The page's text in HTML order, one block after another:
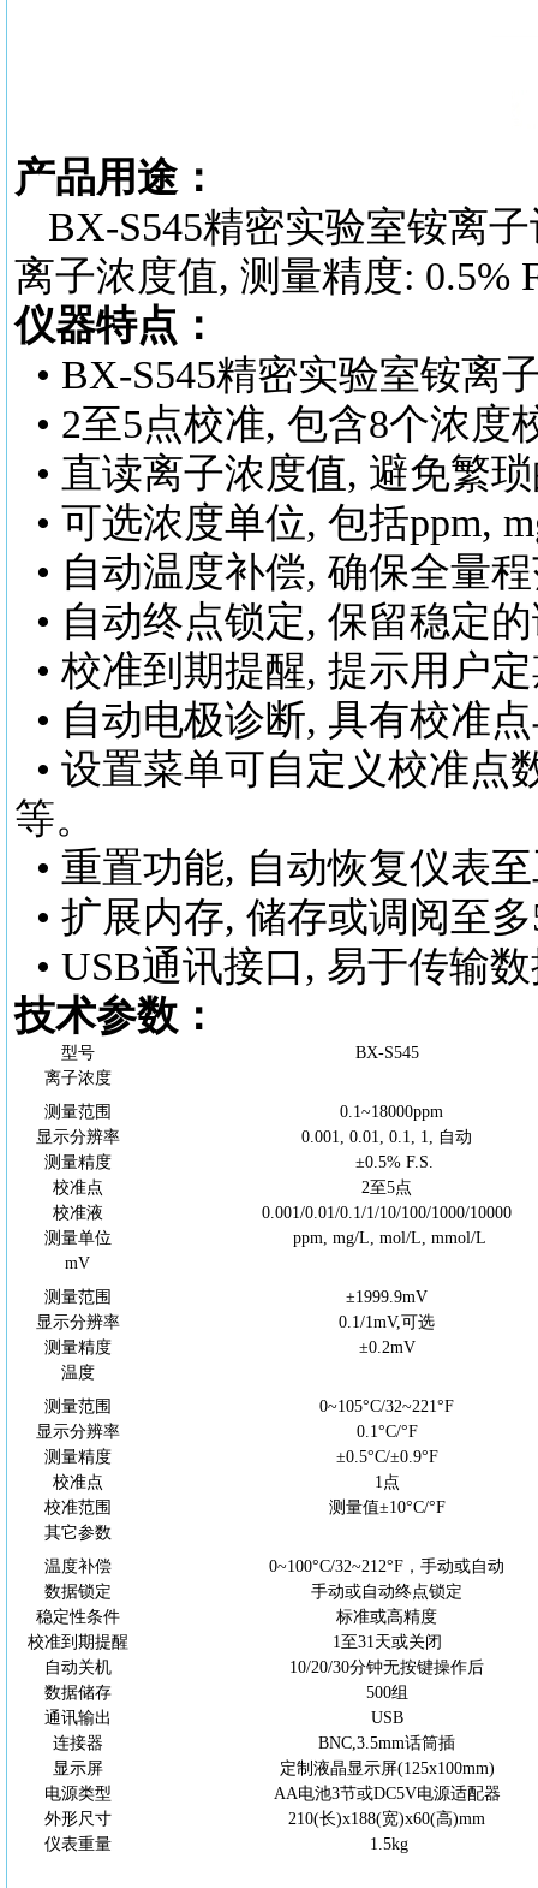
产品用途：
BX-S545精密实验室铵离
离子浓度值, 测量精度: 0.5%
仪器特点：
• BX-S545精密实验室铵离
• 2至5点校准, 包含8个浓度
• 直读离子浓度值, 避免繁
• 可选浓度单位, 包括ppm,
• 自动温度补偿, 确保全量
• 自动终点锁定, 保留稳定
• 校准到期提醒, 提示用户
• 自动电极诊断, 具有校准
• 设置菜单可自定义校准点
等。
• 重置功能, 自动恢复仪表
• 扩展内存, 储存或调阅至
• USB通讯接口, 易于传输
技术参数：
型号 BX-S545
离子浓度
测量范围
0.1~18000ppm
显示分辨率
0.001, 0.01, 0.1, 1, 自动
测量精度
±0.5% F.S.
校准点
2至5点
校准液
0.001/0.01/0.1/1/10/100/1000/10000
测量单位
ppm, mg/L, mol/L, mmol/L
mV
测量范围
±1999.9mV
显示分辨率
0.1/1mV,可选
测量精度
±0.2mV
温度
测量范围
0~105°C/32~221°F
显示分辨率
0.1°C/°F
测量精度
±0.5°C/±0.9°F
校准点
1点
校准范围
测量值±10°C/°F
其它参数
温度补偿
0~100°C/32~212°F ，手动或自动
数据锁定
手动或自动终点锁定
稳定性条件
标准或高精度
校准到期提醒
1至31天或关闭
自动关机
10/20/30分钟无按键操作后
数据储存
500组
通讯输出
USB
连接器
BNC,3.5mm话筒插
显示屏
定制液晶显示屏(125x100mm)
电源类型
AA电池3节或DC5V电源适配器
外形尺寸
210(长)x188(宽)x60(高)mm
仪表重量
1.5kg